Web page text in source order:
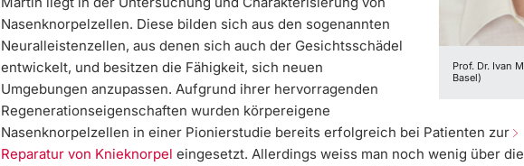
Prof. Dr. Ivan
Basel)
Nasenknorpelzellen. Diese bilden sich aus den sogenannten
Neuralleisten­zellen, aus denen sich auch der Gesichtsschädel
entwickelt, und besitzen die Fähigkeit, sich neuen
Umgebungen anzupassen. Aufgrund ihrer hervorragenden
Regenerations­eigenschaften wurden körpereigene
Nasenknorpelzellen in einer Pionierstudie bereits erfolgreich bei Patienten zur
Reparatur von Knieknorpel eingesetzt. Allerdings weiss man noch wenig über die